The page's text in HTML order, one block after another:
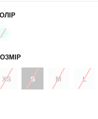
XS S M L